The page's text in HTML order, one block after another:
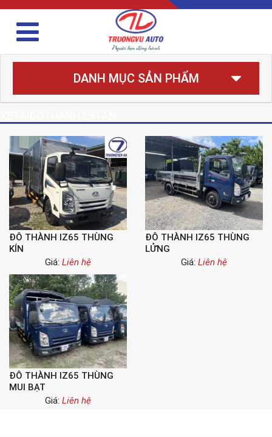
DANH MỤC SẢN PHẨM
ĐÔ THÀNH IZ65 THÙNG
KÍN
Giá: Liên hệ
ĐÔ THÀNH IZ65 THÙNG
LỬNG
Giá: Liên hệ
ĐÔ THÀNH IZ65 THÙNG
MUI BẠT
Giá: Liên hệ